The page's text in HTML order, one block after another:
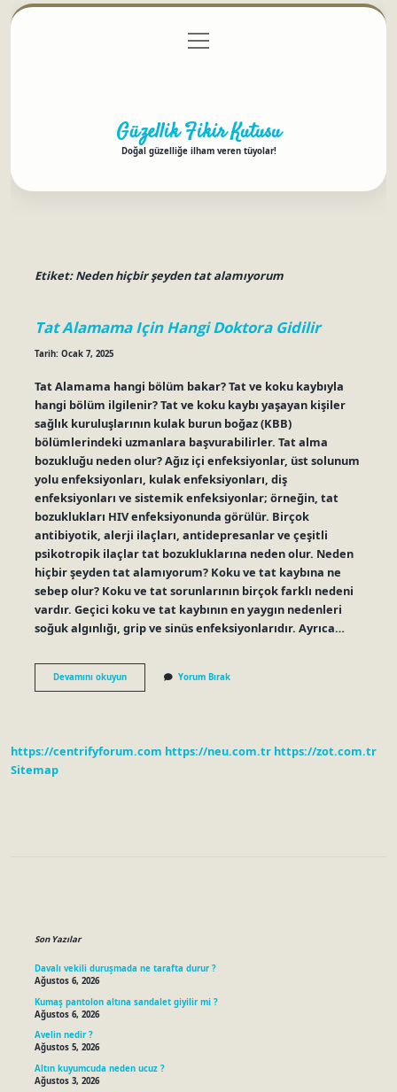
Gizlilik Politikası
menüyü
aç
Güzellik Fikir Kutusu
Doğal güzelliğe ilham veren tüyolar!
Etiket:Neden hiçbir şeyden tat alamıyorum
Tat Alamama Için Hangi Doktora Gidilir
Tarih: Ocak 7, 2025
Tat Alamama hangi bölüm bakar? Tat ve koku kaybıyla
hangi bölüm ilgilenir? Tat ve koku kaybı yaşayan kişiler
sağlık kuruluşlarının kulak burun boğaz (KBB)
bölümlerindeki uzmanlara başvurabilirler. Tat alma
bozukluğu neden olur? Ağız içi enfeksiyonlar, üst solunum
yolu enfeksiyonları, kulak enfeksiyonları, diş
enfeksiyonları ve sistemik enfeksiyonlar; örneğin, tat
bozuklukları HIV enfeksiyonunda görülür. Birçok
antibiyotik, alerji ilaçları, antidepresanlar ve çeşitli
psikotropik ilaçlar tat bozukluklarına neden olur. Neden
hiçbir şeyden tat alamıyorum? Koku ve tat kaybına ne
sebep olur? Koku ve tat sorunlarının birçok farklı nedeni
vardır. Geçici koku ve tat kaybının en yaygın nedenleri
soğuk algınlığı, grip ve sinüs enfeksiyonlarıdır. Ayrıca…
Devamını okuyunTat
Alamama
Yorum Bırak
https://centrifyforum.com https://neu.com.tr https://zot.com.tr
Sitemap
Son Yazılar
Davalı vekili duruşmada ne tarafta durur ?
Ağustos 6, 2026
Kumaş pantolon altına sandalet giyilir mi ?
Ağustos 6, 2026
Avelin nedir ?
Ağustos 5, 2026
Altın kuyumcuda neden ucuz ?
Ağustos 3, 2026